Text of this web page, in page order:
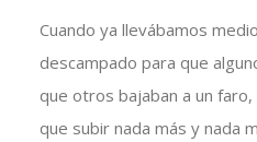
Cuando ya llevábamos
descampado para que
que otros bajaban a un
que subir nada más y nada